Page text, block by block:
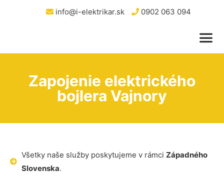
info@i-elektrikar.sk 0902 063 094
Zapojenie elektrického
bojlera Vajnory
Všetky naše služby poskytujeme v rámci Západného
Slovenska.